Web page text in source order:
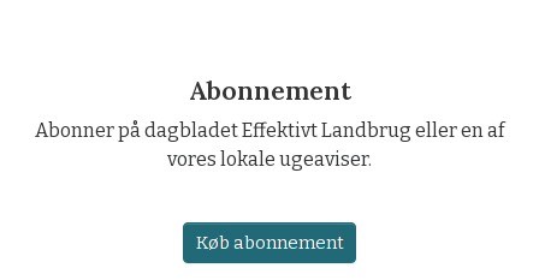
Abonnement
Abonner på dagbladet Effektivt Landbrug eller en af
vores lokale ugeaviser.
Køb abonnement